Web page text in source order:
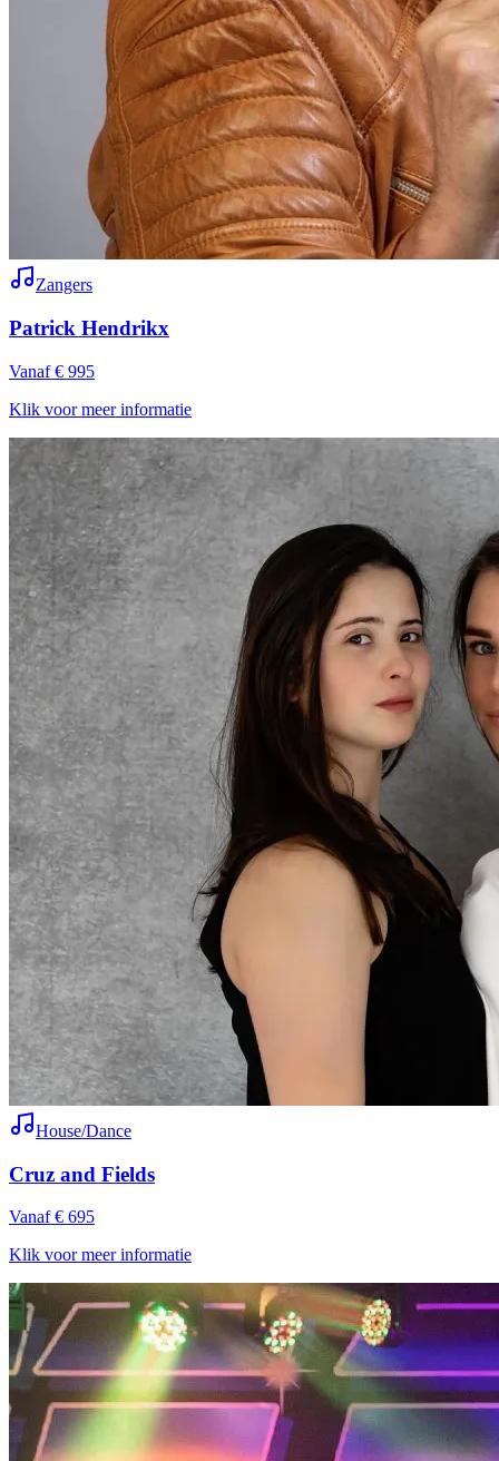
Zangers
Patrick Hendrikx
Vanaf € 995
Klik voor meer informatie
House/Dance
Cruz and Fields
Vanaf € 695
Klik voor meer informatie